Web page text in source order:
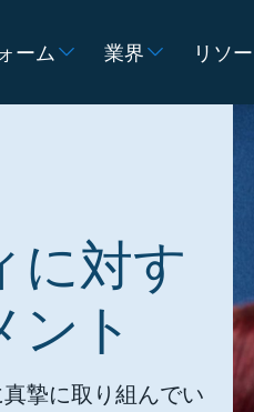
ーム 業界 リソ
に対す
ント
摯に取り組んでい